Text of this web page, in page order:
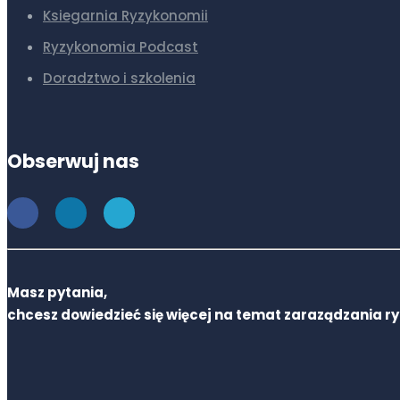
Ksiegarnia Ryzykonomii
Ryzykonomia Podcast
Doradztwo i szkolenia
Obserwuj nas
Masz pytania,
chcesz dowiedzieć się więcej na temat zaraządzania